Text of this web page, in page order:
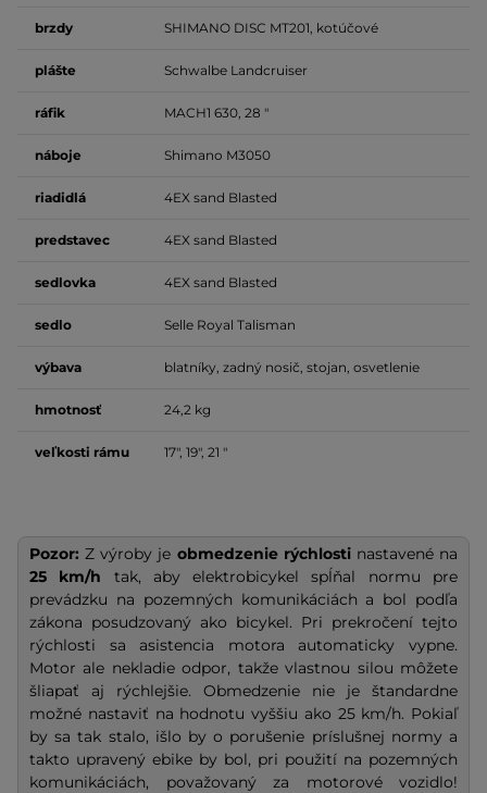
brzdy SHIMANO DISC MT201, kotúčové
plášte Schwalbe Landcruiser
ráfik MACH1 630, 28 "
náboje Shimano M3050
riadidlá 4EX sand Blasted
predstavec 4EX sand Blasted
sedlovka 4EX sand Blasted
sedlo Selle Royal Talisman
výbava blatníky, zadný nosič, stojan, osvetlenie
hmotnosť 24,2 kg
veľkosti rámu 17", 19", 21 "
Pozor: Z výroby je obmedzenie rýchlostinastavené na
25 km/h tak, aby elektrobicykel spĺňal normu pre
prevádzku na pozemných komunikáciách a bol podľa
zákona posudzovaný ako bicykel. Pri prekročení tejto
rýchlosti sa asistencia motora automaticky vypne.
Motor ale nekladie odpor, takže vlastnou silou môžete
šliapať aj rýchlejšie. Obmedzenie nie je štandardne
možné nastaviť na hodnotu vyššiu ako 25 km/h. Pokiaľ
by sa tak stalo, išlo by o porušenie príslušnej normy a
takto upravený ebike by bol, pri použití na pozemných
komunikáciách, považovaný za motorové vozidlo!